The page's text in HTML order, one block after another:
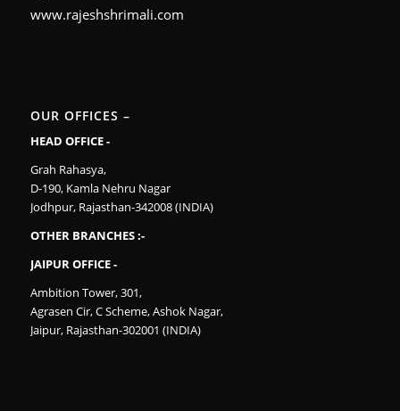
www.rajeshshrimali.com
OUR OFFICES –
HEAD OFFICE -
Grah Rahasya,
D-190, Kamla Nehru Nagar
Jodhpur, Rajasthan-342008 (INDIA)
OTHER BRANCHES :-
JAIPUR OFFICE -
Ambition Tower, 301,
Agrasen Cir, C Scheme, Ashok Nagar,
Jaipur, Rajasthan-302001 (INDIA)